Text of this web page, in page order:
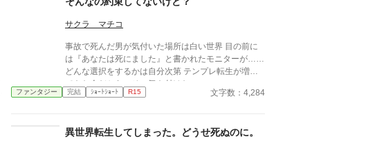
サクラ マチコ
事故で死んだ男が気付いた場所は白い世界 目の前に
は『あなたは死にました』と書かれたモニターが……
どんな選択をするかは自分次第 テンプレ転生が増え
てきた今だからこそ、気を付けたい
ファンタジー 完結 ｼｮｰﾄｼｮｰﾄ R15 文字数：4,284
異世界転生してしまった。どうせ死ぬのに。